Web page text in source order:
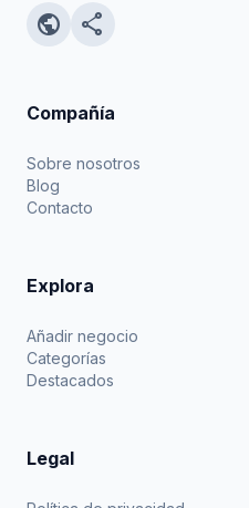
public share
Compañía
Sobre nosotros
Blog
Contacto
Explora
Añadir negocio
Categorías
Destacados
Legal